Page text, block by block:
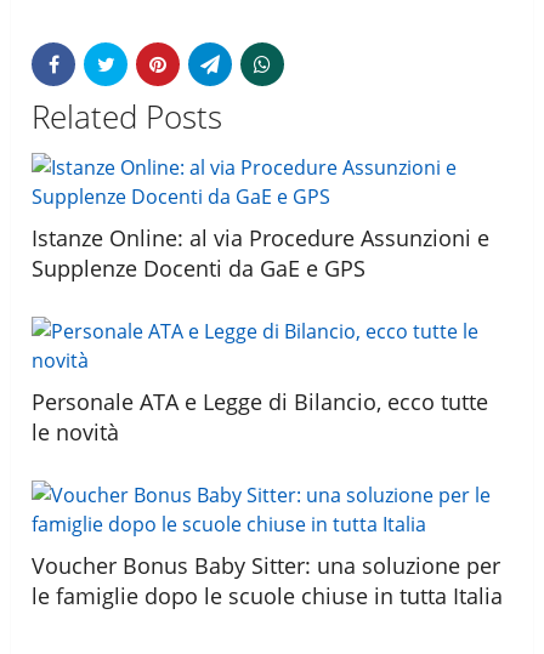
Related Posts
Istanze Online: al via Procedure Assunzioni e
Supplenze Docenti da GaE e GPS
Personale ATA e Legge di Bilancio, ecco tutte
le novità
Voucher Bonus Baby Sitter: una soluzione per
le famiglie dopo le scuole chiuse in tutta Italia